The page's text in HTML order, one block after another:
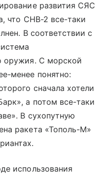
развития СЯС
что СНВ-2 все-таки
В соответствии с
оружия. С морской
менее понятно:
сначала хотели
а потом все-таки
В сухопутную
ракета «Тополь-М»
использования